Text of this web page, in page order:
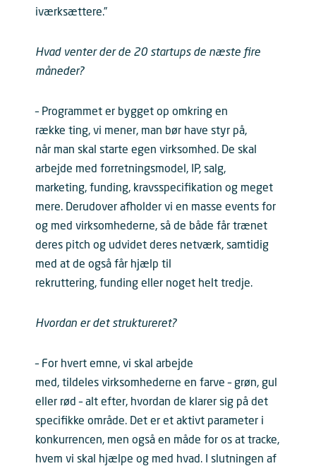
iværksættere.”
Hvad venter der de 20 startups de næste fire
måneder?
– Programmet er bygget op omkring en
række ting, vi mener, man bør have styr på,
når man skal starte egen virksomhed. De skal
arbejde med forretningsmodel, IP, salg,
marketing, funding, kravsspecifikation og meget
mere. Derudover afholder vi en masse events for
og med virksomhederne, så de både får trænet
deres pitch og udvidet deres netværk, samtidig
med at de også får hjælp til
rekruttering, funding eller noget helt tredje.
Hvordan er det struktureret?
– For hvert emne, vi skal arbejde
med, tildeles virksomhederne en farve – grøn, gul
eller rød – alt efter, hvordan de klarer sig på det
specifikke område. Det er et aktivt parameter i
konkurrencen, men også en måde for os at tracke,
hvem vi skal hjælpe og med hvad. I slutningen af